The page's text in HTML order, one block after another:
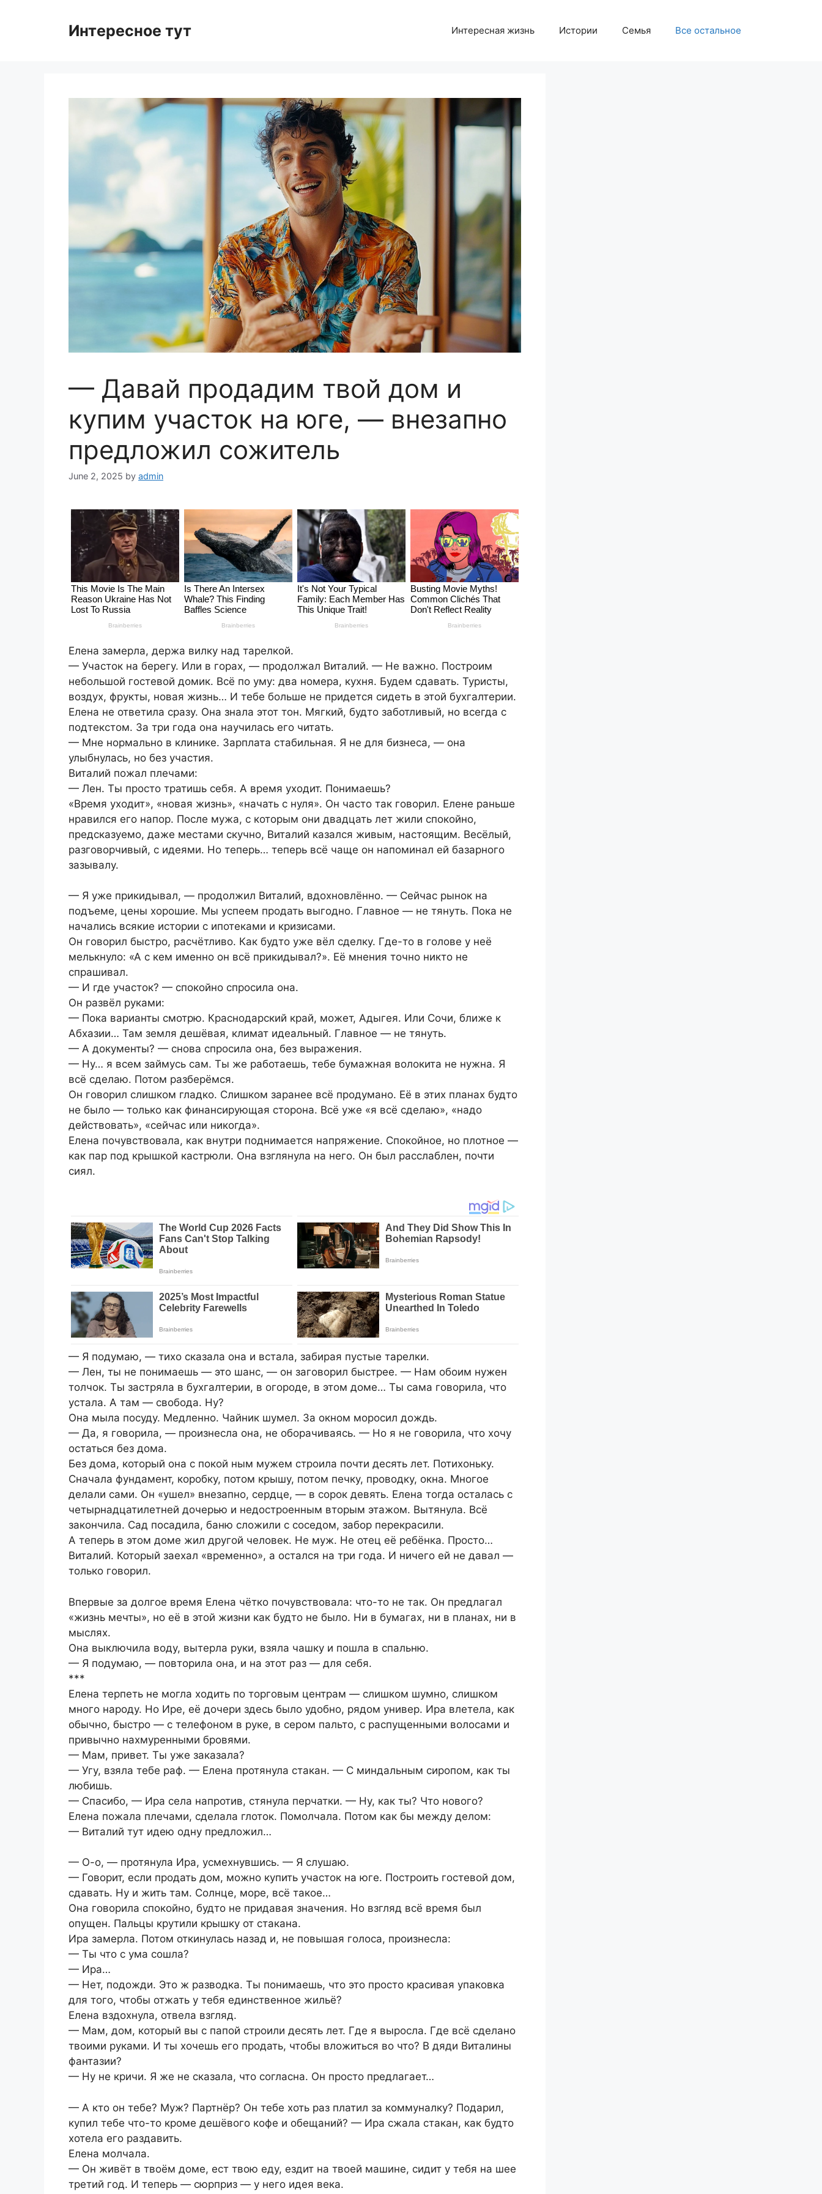
Интересное тут Интересная жизнь Истории Семья Все остальное
— Давай продадим твой дом и
купим участок на юге, — внезапно
предложил сожитель
June 2, 2025 by admin
Елена замерла, держа вилку над тарелкой.
— Участок на берегу. Или в горах, — продолжал Виталий. — Не важно. Построим
небольшой гостевой домик. Всё по уму: два номера, кухня. Будем сдавать. Туристы,
воздух, фрукты, новая жизнь… И тебе больше не придется сидеть в этой бухгалтерии.
Елена не ответила сразу. Она знала этот тон. Мягкий, будто заботливый, но всегда с
подтекстом. За три года она научилась его читать.
— Мне нормально в клинике. Зарплата стабильная. Я не для бизнеса, — она
улыбнулась, но без участия.
Виталий пожал плечами:
— Лен. Ты просто тратишь себя. А время уходит. Понимаешь?
«Время уходит», «новая жизнь», «начать с нуля». Он часто так говорил. Елене раньше
нравился его напор. После мужа, с которым они двадцать лет жили спокойно,
предсказуемо, даже местами скучно, Виталий казался живым, настоящим. Весёлый,
разговорчивый, с идеями. Но теперь… теперь всё чаще он напоминал ей базарного
зазывалу.
— Я уже прикидывал, — продолжил Виталий, вдохновлённо. — Сейчас рынок на
подъеме, цены хорошие. Мы успеем продать выгодно. Главное — не тянуть. Пока не
начались всякие истории с ипотеками и кризисами.
Он говорил быстро, расчётливо. Как будто уже вёл сделку. Где-то в голове у неё
мелькнуло: «А с кем именно он всё прикидывал?». Её мнения точно никто не
спрашивал.
— И где участок? — спокойно спросила она.
Он развёл руками:
— Пока варианты смотрю. Краснодарский край, может, Адыгея. Или Сочи, ближе к
Абхазии… Там земля дешёвая, климат идеальный. Главное — не тянуть.
— А документы? — снова спросила она, без выражения.
— Ну… я всем займусь сам. Ты же работаешь, тебе бумажная волокита не нужна. Я
всё сделаю. Потом разберёмся.
Он говорил слишком гладко. Слишком заранее всё продумано. Её в этих планах будто
не было — только как финансирующая сторона. Всё уже «я всё сделаю», «надо
действовать», «сейчас или никогда».
Елена почувствовала, как внутри поднимается напряжение. Спокойное, но плотное —
как пар под крышкой кастрюли. Она взглянула на него. Он был расслаблен, почти
сиял.
— Я подумаю, — тихо сказала она и встала, забирая пустые тарелки.
— Лен, ты не понимаешь — это шанс, — он заговорил быстрее. — Нам обоим нужен
толчок. Ты застряла в бухгалтерии, в огороде, в этом доме… Ты сама говорила, что
устала. А там — свобода. Ну?
Она мыла посуду. Медленно. Чайник шумел. За окном моросил дождь.
— Да, я говорила, — произнесла она, не оборачиваясь. — Но я не говорила, что хочу
остаться без дома.
Без дома, который она с покой ным мужем строила почти десять лет. Потихоньку.
Сначала фундамент, коробку, потом крышу, потом печку, проводку, окна. Многое
делали сами. Он «ушел» внезапно, сердце, — в сорок девять. Елена тогда осталась с
четырнадцатилетней дочерью и недостроенным вторым этажом. Вытянула. Всё
закончила. Сад посадила, баню сложили с соседом, забор перекрасили.
А теперь в этом доме жил другой человек. Не муж. Не отец её ребёнка. Просто…
Виталий. Который заехал «временно», а остался на три года. И ничего ей не давал —
только говорил.
Впервые за долгое время Елена чётко почувствовала: что-то не так. Он предлагал
«жизнь мечты», но её в этой жизни как будто не было. Ни в бумагах, ни в планах, ни в
мыслях.
Она выключила воду, вытерла руки, взяла чашку и пошла в спальню.
— Я подумаю, — повторила она, и на этот раз — для себя.
***
Елена терпеть не могла ходить по торговым центрам — слишком шумно, слишком
много народу. Но Ире, её дочери здесь было удобно, рядом универ. Ира влетела, как
обычно, быстро — с телефоном в руке, в сером пальто, с распущенными волосами и
привычно нахмуренными бровями.
— Мам, привет. Ты уже заказала?
— Угу, взяла тебе раф. — Елена протянула стакан. — С миндальным сиропом, как ты
любишь.
— Спасибо, — Ира села напротив, стянула перчатки. — Ну, как ты? Что нового?
Елена пожала плечами, сделала глоток. Помолчала. Потом как бы между делом:
— Виталий тут идею одну предложил…
— О-о, — протянула Ира, усмехнувшись. — Я слушаю.
— Говорит, если продать дом, можно купить участок на юге. Построить гостевой дом,
сдавать. Ну и жить там. Солнце, море, всё такое…
Она говорила спокойно, будто не придавая значения. Но взгляд всё время был
опущен. Пальцы крутили крышку от стакана.
Ира замерла. Потом откинулась назад и, не повышая голоса, произнесла:
— Ты что с ума сошла?
— Ира…
— Нет, подожди. Это ж разводка. Ты понимаешь, что это просто красивая упаковка
для того, чтобы отжать у тебя единственное жильё?
Елена вздохнула, отвела взгляд.
— Мам, дом, который вы с папой строили десять лет. Где я выросла. Где всё сделано
твоими руками. И ты хочешь его продать, чтобы вложиться во что? В дяди Виталины
фантазии?
— Ну не кричи. Я же не сказала, что согласна. Он просто предлагает…
— А кто он тебе? Муж? Партнёр? Он тебе хоть раз платил за коммуналку? Подарил,
купил тебе что-то кроме дешёвого кофе и обещаний? — Ира сжала стакан, как будто
хотела его раздавить.
Елена молчала.
— Он живёт в твоём доме, ест твою еду, ездит на твоей машине, сидит у тебя на шее
третий год. И теперь — сюрприз — у него идея века.